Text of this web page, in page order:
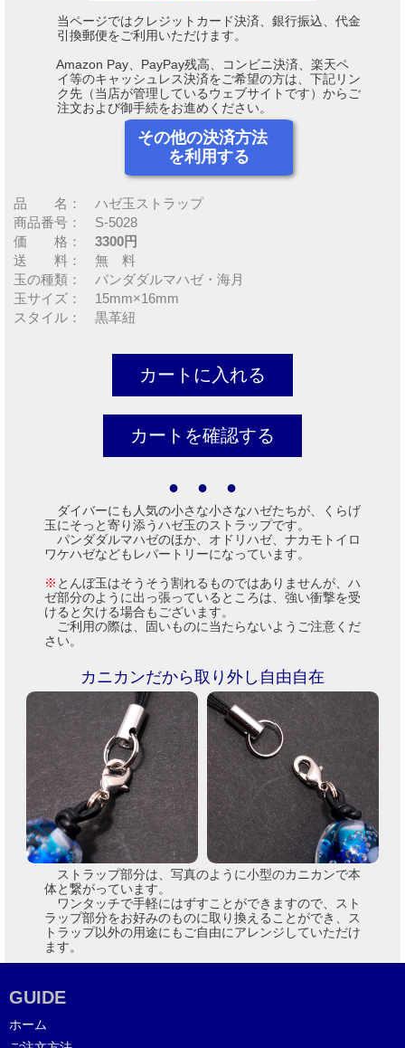
当ページではクレジットカード決済、銀行振込、代金
引換郵便をご利用いただけます。
Amazon Pay、PayPay残高、コンビニ決済、楽天ペ
イ等のキャッシュレス決済をご希望の方は、下記リン
ク先（当店が管理しているウェブサイトです）からご
注文および御手続をお進めください。
その他の決済方法
を利用する
品 名： ハゼ玉ストラップ
商品番号： S-5028
価 格： 3300円
送 料： 無 料
玉の種類： パンダダルマハゼ・海月
玉サイズ： 15mm×16mm
スタイル： 黒革紐
● ● ●
ダイバーにも人気の小さな小さなハゼたちが、くらげ
玉にそっと寄り添うハゼ玉のストラップです。
パンダダルマハゼのほか、オドリハゼ、ナカモトイロ
ワケハゼなどもレパートリーになっています。
※ とんぼ玉はそうそう割れるものではありませんが、ハ
ゼ部分のように出っ張っているところは、強い衝撃を受
けると欠ける場合もございます。
ご利用の際は、固いものに当たらないようご注意くだ
さい。
カニカンだから取り外し自由自在
ストラップ部分は、写真のように小型のカニカンで本
体と繋がっています。
ワンタッチで手軽にはずすことができますので、スト
ラップ部分をお好みのものに取り換えることができ、ス
トラップ以外の用途にもご自由にアレンジしていただけ
ます。
GUIDE
ホーム